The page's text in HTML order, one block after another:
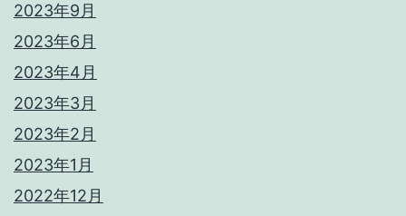
2023年9月
2023年6月
2023年4月
2023年3月
2023年2月
2023年1月
2022年12月